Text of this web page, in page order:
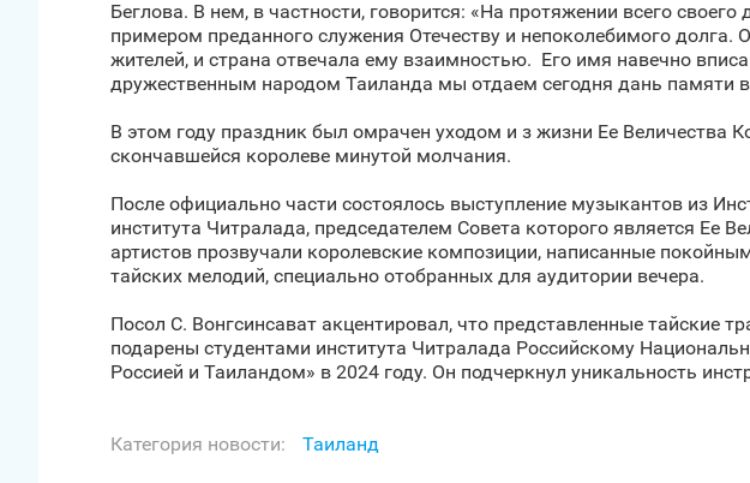
Беглова. В нем, в частности, говорится: «На протяжении всего
примером преданного служения Отечеству и непоколебимого
жителей, и страна отвечала ему взаимностью. Его имя навечно
дружественным народом Таиланда мы отдаем сегодня дань памяти
В этом году праздник был омрачен уходом и з жизни Ее
скончавшейся королеве минутой молчания.
После официально части состоялось выступление музыкантов из
института Читралада, председателем Совета которого является Ее
артистов прозвучали королевские композиции, написанные
тайских мелодий, специально отобранных для аудитории вечера.
Посол С. Вонгсинсават акцентировал, что представленные
подарены студентами института Читралада Российскому
Россией и Таиландом» в 2024 году. Он подчеркнул уникальность
Категория новости: Таиланд